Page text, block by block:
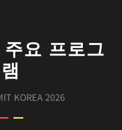
요 프로그
램
KOREA 2026